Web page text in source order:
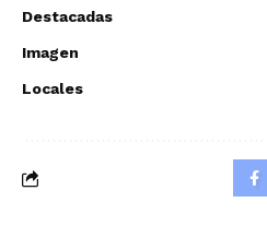
Destacadas
Imagen
Locales